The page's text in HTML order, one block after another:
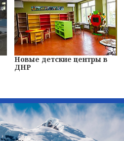
Новые детские центры в
ДНР